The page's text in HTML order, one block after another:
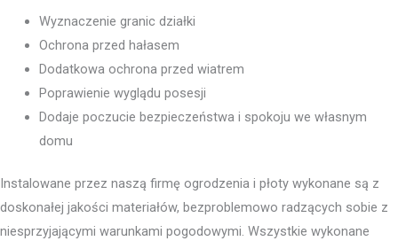
Wyznaczenie granic działki
Ochrona przed hałasem
Dodatkowa ochrona przed wiatrem
Poprawienie wyglądu posesji
Dodaje poczucie bezpieczeństwa i spokoju we własnym
domu
Instalowane przez naszą firmę ogrodzenia i płoty wykonane są z
doskonałej jakości materiałów, bezproblemowo radzących sobie z
niesprzyjającymi warunkami pogodowymi. Wszystkie wykonane